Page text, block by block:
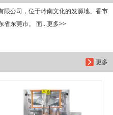
限公司，位于岭南文化的发源地、香市
省东莞市。 面...更多>>
更多